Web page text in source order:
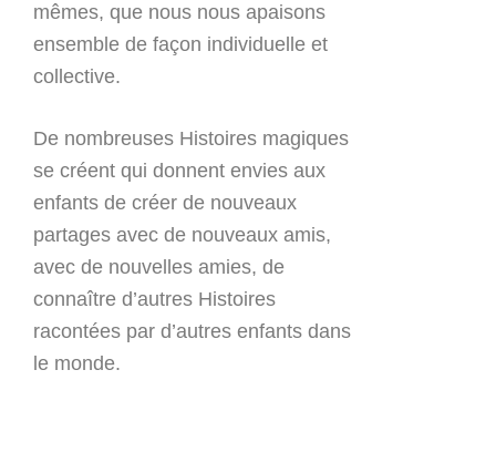
mêmes, que nous nous apaisons
ensemble de façon individuelle et
collective.
De nombreuses Histoires magiques
se créent qui donnent envies aux
enfants de créer de nouveaux
partages avec de nouveaux amis,
avec de nouvelles amies, de
connaître d’autres Histoires
racontées par d’autres enfants dans
le monde.